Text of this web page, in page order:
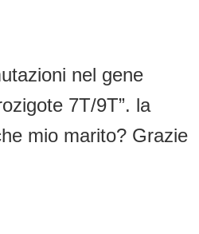
nel gene
7T/9T”. la
mio marito? Grazie